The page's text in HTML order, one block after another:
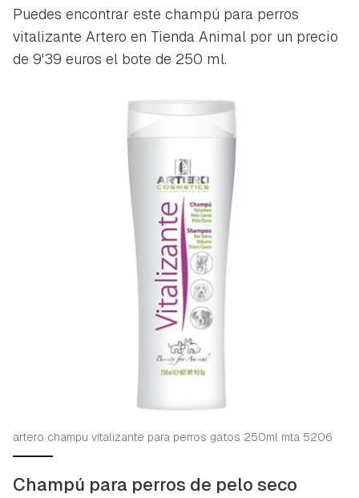
Puedes encontrar este champú para perros
vitalizante Artero en Tienda Animal por un precio
de 9'39 euros el bote de 250 ml.
artero champu vitalizante para perros gatos 250ml mta 5206
Champú para perros de pelo seco